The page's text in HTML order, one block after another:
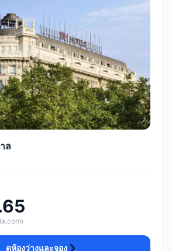
ล
ดูห้องว่างและจอง